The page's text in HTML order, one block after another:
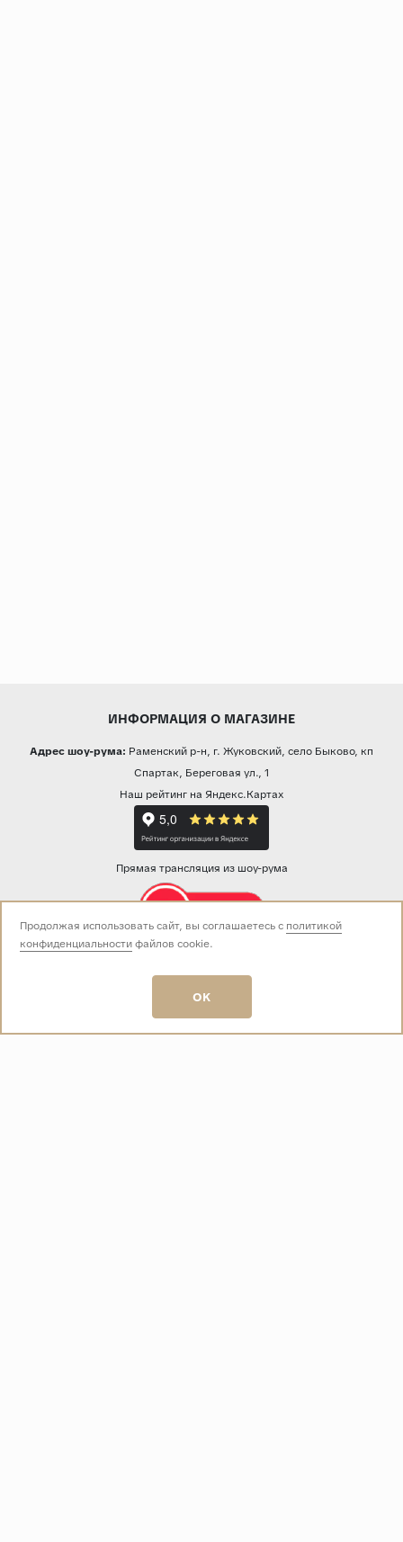
ИНФОРМАЦИЯ О МАГАЗИНЕ
Адрес шоу-рума: Раменский р-н, г. Жуковский, село Быково, кп
Спартак, Береговая ул., 1
Наш рейтинг на Яндекс.Картах
Прямая трансляция из шоу-рума
Звоните нам:
пн-вс 10:00 - 19:00
E-mail:
info@baza-plitki.ru
Продолжая использовать сайт, вы соглашаетесь с политикой
конфиденциальностифайлов cookie.
OK